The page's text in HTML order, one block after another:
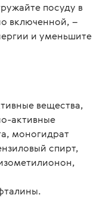
посуду в
включенной, –
и уменьшите
вещества,
активные
моногидрат
спирт,